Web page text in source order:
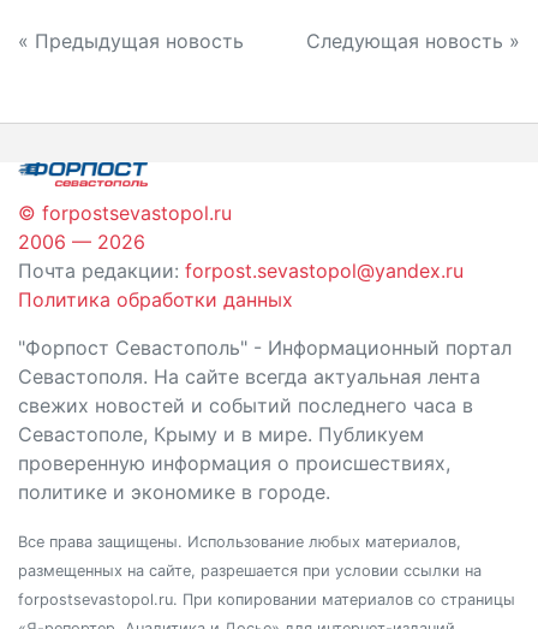
Навигация
записям
« Предыдущая новость Следующая новость »
© forpostsevastopol.ru
2006 — 2026
Почта редакции: forpost.sevastopol@yandex.ru
Политика обработки данных
"Форпост Севастополь" - Информационный портал
Севастополя. На сайте всегда актуальная лента
свежих новостей и событий последнего часа в
Севастополе, Крыму и в мире. Публикуем
проверенную информация о происшествиях,
политике и экономике в городе.
Все права защищены. Использование любых материалов,
размещенных на сайте, разрешается при условии ссылки на
forpostsevastopol.ru. При копировании материалов со страницы